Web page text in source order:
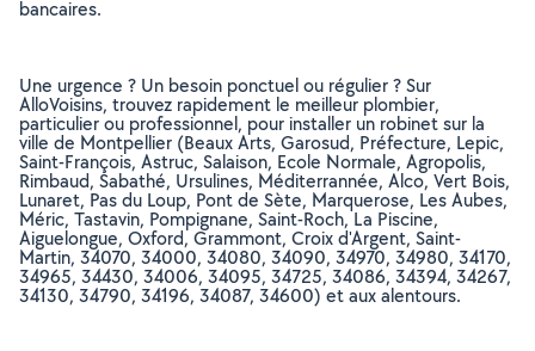
bancaires.
Une urgence ? Un besoin ponctuel ou régulier ? Sur
AlloVoisins, trouvez rapidement le meilleur plombier,
particulier ou professionnel, pour installer un robinet sur la
ville de Montpellier (Beaux Arts, Garosud, Préfecture, Lepic,
Saint-François, Astruc, Salaison, Ecole Normale, Agropolis,
Rimbaud, Sabathé, Ursulines, Méditerrannée, Alco, Vert Bois,
Lunaret, Pas du Loup, Pont de Sète, Marquerose, Les Aubes,
Méric, Tastavin, Pompignane, Saint-Roch, La Piscine,
Aiguelongue, Oxford, Grammont, Croix d'Argent, Saint-
Martin, 34070, 34000, 34080, 34090, 34970, 34980, 34170,
34965, 34430, 34006, 34095, 34725, 34086, 34394, 34267,
34130, 34790, 34196, 34087, 34600) et aux alentours.